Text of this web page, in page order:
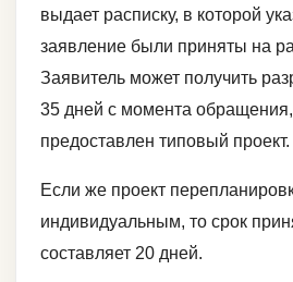
выдает расписку, в которой
заявление были приняты на
Заявитель может получить
35 дней с момента
предоставлен типовый проект.
Если же проект
индивидуальным, то срок
составляет 20 дней.